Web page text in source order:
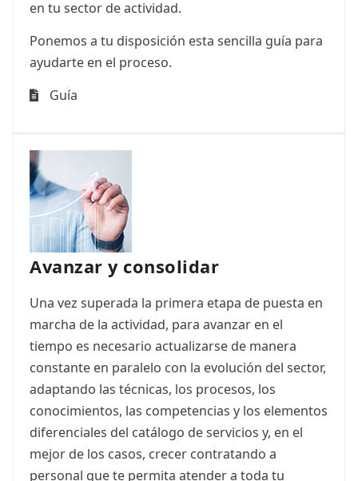
en tu sector de actividad.
Ponemos a tu disposición esta sencilla guía para
ayudarte en el proceso.
Guía
Avanzar y consolidar
Una vez superada la primera etapa de puesta en
marcha de la actividad, para avanzar en el
tiempo es necesario actualizarse de manera
constante en paralelo con la evolución del sector,
adaptando las técnicas, los procesos, los
conocimientos, las competencias y los elementos
diferenciales del catálogo de servicios y, en el
mejor de los casos, crecer contratando a
personal que te permita atender a toda tu